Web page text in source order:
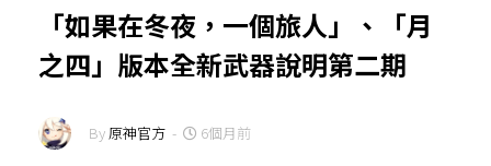
「如果在冬夜，一個旅人」、「月
之四」版本全新武器說明第二期
By 原神官方 - 6個月前